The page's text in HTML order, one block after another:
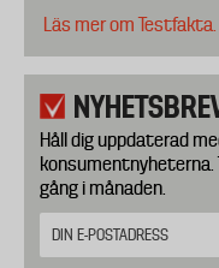
Läs mer om Testfakta.
Håll dig uppdaterad
gång i månaden.